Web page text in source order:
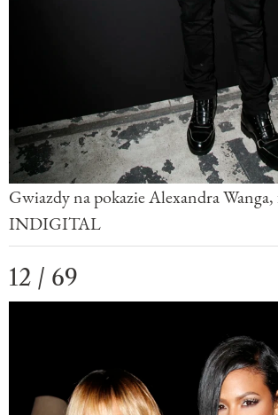
Gwiazdy na pokazie Alexandra
INDIGITAL
12 / 69